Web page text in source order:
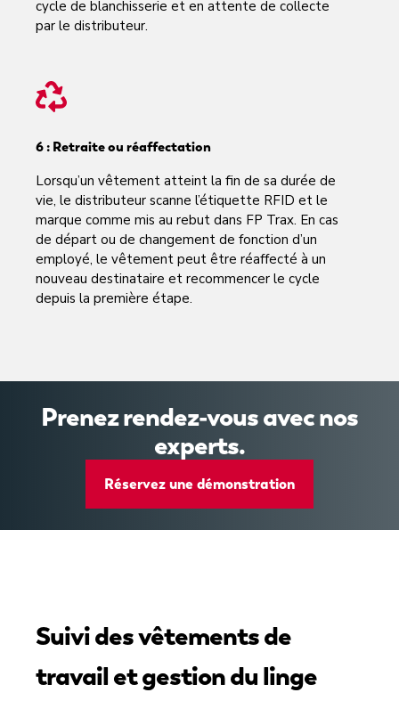
cycle de blanchisserie et en attente de collecte
par le distributeur.
6 : Retraite ou réaffectation
Lorsqu’un vêtement atteint la fin de sa durée de
vie, le distributeur scanne l’étiquette RFID et le
marque comme mis au rebut dans FP Trax. En cas
de départ ou de changement de fonction d’un
employé, le vêtement peut être réaffecté à un
nouveau destinataire et recommencer le cycle
depuis la première étape.
Prenez rendez-vous avec nos
experts.
Réservez une démonstration
Suivi des vêtements de
travail et gestion du linge